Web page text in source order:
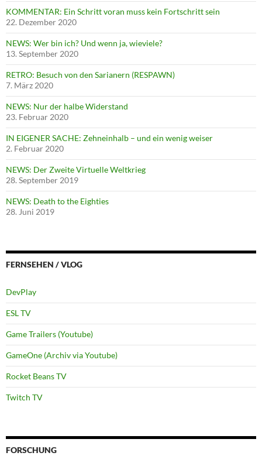
KOMMENTAR: Ein Schritt voran muss kein Fortschritt sein
22. Dezember 2020
NEWS: Wer bin ich? Und wenn ja, wieviele?
13. September 2020
RETRO: Besuch von den Sarianern (RESPAWN)
7. März 2020
NEWS: Nur der halbe Widerstand
23. Februar 2020
IN EIGENER SACHE: Zehneinhalb – und ein wenig weiser
2. Februar 2020
NEWS: Der Zweite Virtuelle Weltkrieg
28. September 2019
NEWS: Death to the Eighties
28. Juni 2019
FERNSEHEN / VLOG
DevPlay
ESL TV
Game Trailers (Youtube)
GameOne (Archiv via Youtube)
Rocket Beans TV
Twitch TV
FORSCHUNG